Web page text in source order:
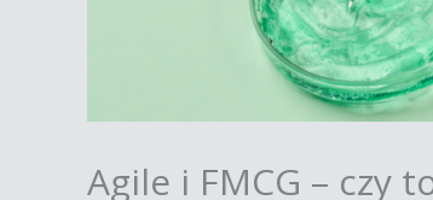
Agile i FMCG – czy